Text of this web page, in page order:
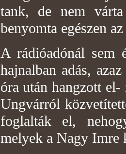
tank, de nem
benyomta egészen
A rádióadónál sem
hajnalban adás,
óra után hangzott el-
Ungvárról
foglalták el,
melyek a Nagy Imre